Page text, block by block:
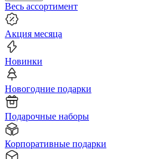
Весь ассортимент
Акция месяца
Новинки
Новогодние подарки
Подарочные наборы
Корпоративные подарки